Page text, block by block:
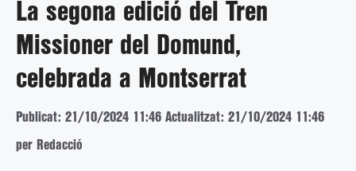
La segona edició del Tren
Missioner del Domund,
celebrada a Montserrat
Publicat: 21/10/2024 11:46 Actualitzat: 21/10/2024 11:46
per Redacció